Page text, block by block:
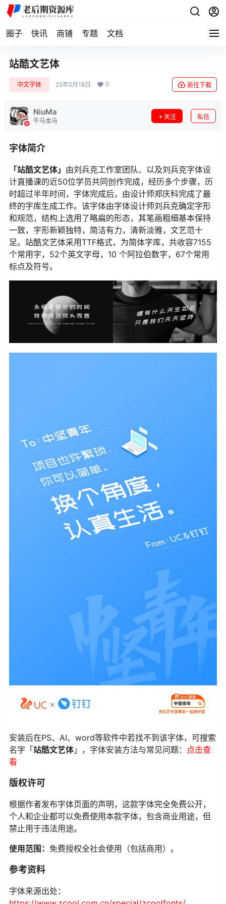
圈子 快讯 商铺 专题 文档
站酷文艺体
中文字体 25年5月18日 0 前往下载
NiuMa
牛马本马
关注 私信
字体简介
「站酷文艺体」 由刘兵克工作室团队、以及刘兵克字体设
计直播课的近50位学员共同创作完成，经历多个步骤，历
时超过半年时间，字体完成后，由设计师郑庆科完成了最
终的字库生成工作。该字体由字体设计师刘兵克确定字形
和规范，结构上选用了略扁的形态，其笔画粗细基本保持
一致，字形新颖独特，简洁有力，清新淡雅，文艺范十
足。站酷文艺体采用TTF格式，为简体字库，共收容7155
个常用字，52个英文字母，10 个阿拉伯数字，67个常用
标点及符号。
安装后在PS、AI、word等软件中若找不到该字体，可搜索
名字「站酷文艺体 」，字体安装方法与常见问题： 点击查
看
版权许可
根据作者发布字体页面的声明，这款字体完全免费公开，
个人和企业都可以免费使用本款字体，包含商业用途，但
禁止用于违法用途。
使用范围： 免费授权全社会使用（包括商用）。
参考资料
字体来源出处：